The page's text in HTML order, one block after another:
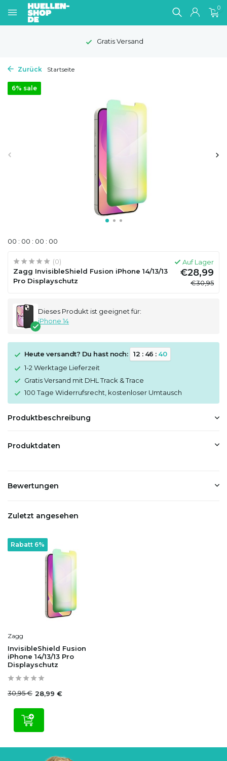
0
Gratis Versand
Zurück Startseite
6% sale
00 : 00 : 00 : 00
(0)
Zagg InvisibleShield Fusion iPhone 14/13/13
Pro Displayschutz
Auf Lager
€28,99
€30,95
Dieses Produkt ist geeignet für:
iPhone 14
Heute versandt? Du hast noch: 12 : 46 : 40
1-2 Werktage Lieferzeit
Gratis Versand mit DHL Track & Trace
100 Tage Widerrufsrecht, kostenloser Umtausch
Produktbeschreibung
Produktdaten
Bewertungen
Zuletzt angesehen
Rabatt 6%
Zagg
InvisibleShield Fusion
iPhone 14/13/13 Pro
Displayschutz
30,95 € 28,99 €